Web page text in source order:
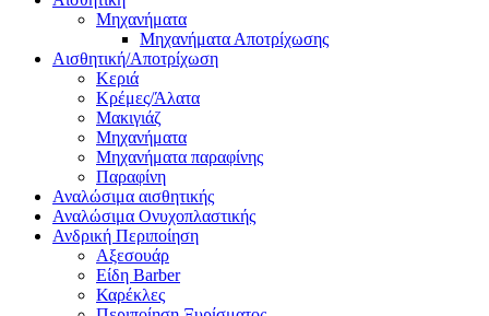
Μηχανήματα
Μηχανήματα Αποτρίχωσης
Αισθητική/Αποτρίχωση
Κεριά
Κρέμες/Άλατα
Μακιγιάζ
Μηχανήματα
Μηχανήματα παραφίνης
Παραφίνη
Αναλώσιμα αισθητικής
Αναλώσιμα Ονυχοπλαστικής
Ανδρική Περιποίηση
Αξεσουάρ
Είδη Barber
Καρέκλες